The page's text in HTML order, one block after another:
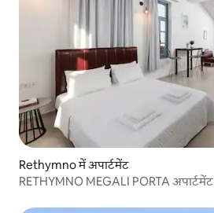
Rethymno में अपार्टमेंट
RETHYMNO MEGALI PORTA अपार्टमेंट